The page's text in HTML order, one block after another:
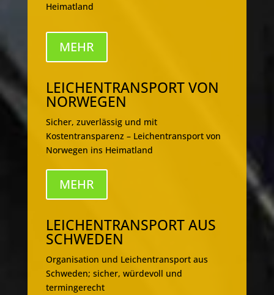
Heimatland
MEHR
LEICHENTRANSPORT VON
NORWEGEN
Sicher, zuverlässig und mit
Kostentransparenz – Leichentransport von
Norwegen ins Heimatland
MEHR
LEICHENTRANSPORT AUS
SCHWEDEN
Organisation und Leichentransport aus
Schweden; sicher, würdevoll und
termingerecht